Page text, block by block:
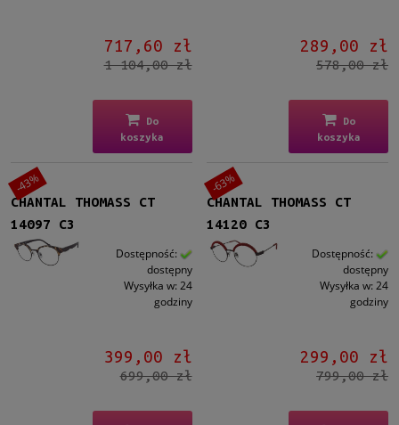
717,60 zł
1 104,00 zł
Do
koszyka
289,00 zł
578,00 zł
Do
koszyka
CHANTAL THOMASS CT
14097 C3
Dostępność:
dostępny
Wysyłka w: 24
godziny
399,00 zł
699,00 zł
-43%
CHANTAL THOMASS CT
14120 C3
Dostępność:
dostępny
Wysyłka w: 24
godziny
299,00 zł
799,00 zł
-63%